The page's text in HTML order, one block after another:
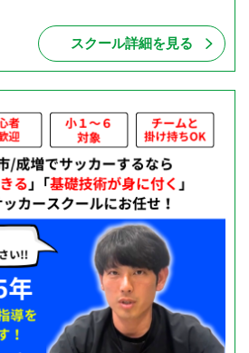
スクール詳細を見る